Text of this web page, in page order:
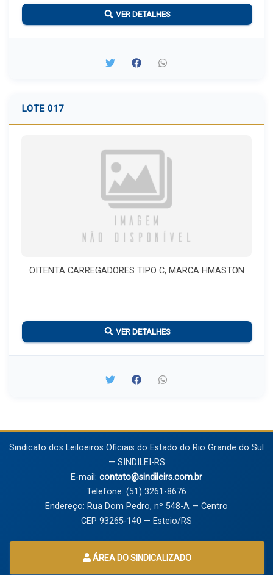
VER DETALHES
LOTE 017
OITENTA CARREGADORES TIPO C, MARCA HMASTON
VER DETALHES
Sindicato dos Leiloeiros Oficiais do Estado do Rio Grande do Sul
— SINDILEI-RS
E-mail: contato@sindileirs.com.br
Telefone: (51) 3261-8676
Endereço: Rua Dom Pedro, nº 548-A — Centro
CEP 93265-140 — Esteio/RS
ÁREA DO SINDICALIZADO